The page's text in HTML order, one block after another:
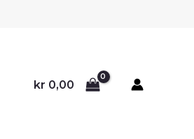
kr 0,00